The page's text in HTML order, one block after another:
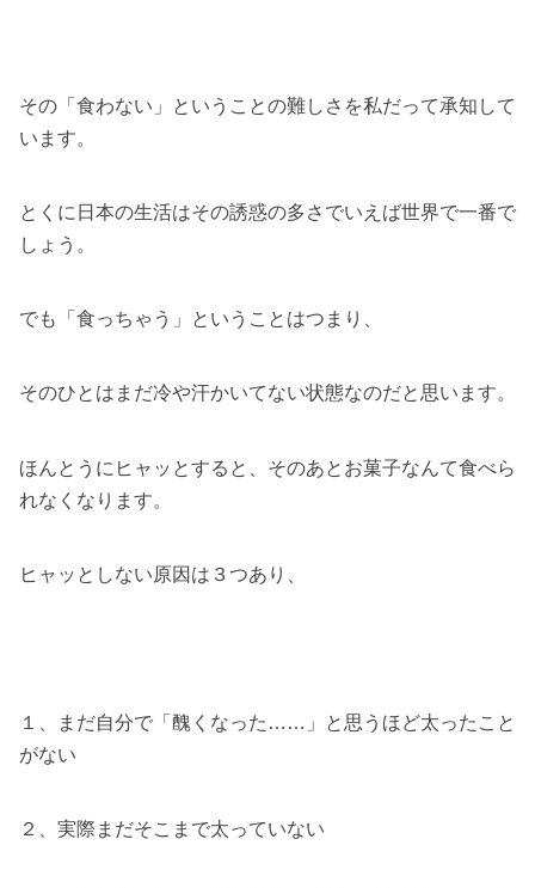
その「食わない」ということの難しさを私だって承知して
います。
とくに日本の生活はその誘惑の多さでいえば世界で一番で
しょう。
でも「食っちゃう」ということはつまり、
そのひとはまだ冷や汗かいてない状態なのだと思います。
ほんとうにヒャッとすると、そのあとお菓子なんて食べら
れなくなります。
ヒャッとしない原因は３つあり、
１、まだ自分で「醜くなった……」と思うほど太ったこと
がない
２、実際まだそこまで太っていない